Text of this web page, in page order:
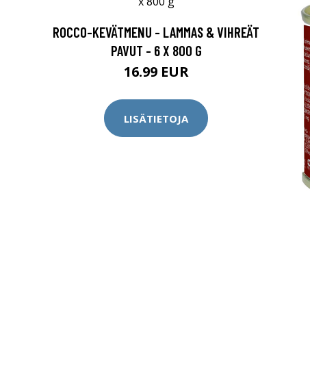
ROCCO-KEVÄTMENU - LAMMAS & VIHREÄT
PAVUT - 6 X 800 G
16.99 EUR
LISÄTIETOJA